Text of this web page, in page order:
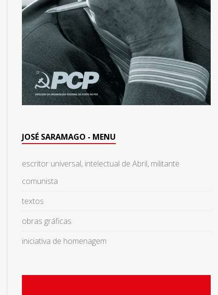
JOSÉ SARAMAGO - MENU
escritor universal, intelectual de Abril, militante
comunista
textos
obras gráficas
iniciativa de homenagem